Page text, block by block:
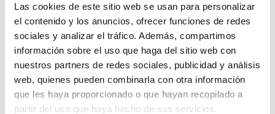
Las cookies de este sitio web se usan para personalizar
el contenido y los anuncios, ofrecer funciones de redes
sociales y analizar el tráfico. Además, compartimos
información sobre el uso que haga del sitio web con
nuestros partners de redes sociales, publicidad y análisis
web, quienes pueden combinarla con otra información
que les haya proporcionado o que hayan recopilado a
partir del uso que haya hecho de sus servicios.
¿Tengo que aumentar la potencia
contratada en casa?
¿Mis vecinos pueden impedir que realice
la instalación?